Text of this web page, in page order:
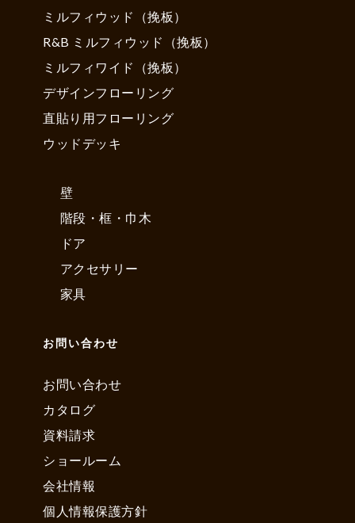
ミルフィウッド（挽板）
R&B ミルフィウッド（挽板）
ミルフィワイド（挽板）
デザインフローリング
直貼り用フローリング
ウッドデッキ
壁
階段・框・巾木
ドア
アクセサリー
家具
お問い合わせ
お問い合わせ
カタログ
資料請求
ショールーム
会社情報
個人情報保護方針